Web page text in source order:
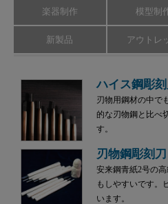
楽器制作 模型制
新製品 アウトレ
ハイス鋼彫刻
刃物用鋼材の中で
的な刃物鋼と比べ
す。
刃物鋼彫刻刀
安来鋼青紙2号の
もしやすいです。
います。